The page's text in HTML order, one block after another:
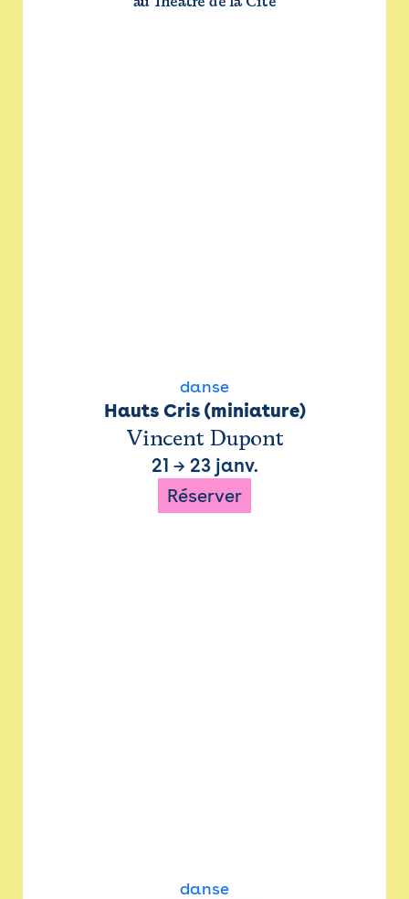
danse
Hauts Cris (miniature)
Vincent Dupont
21 → 23 janv.
Réserver
danse